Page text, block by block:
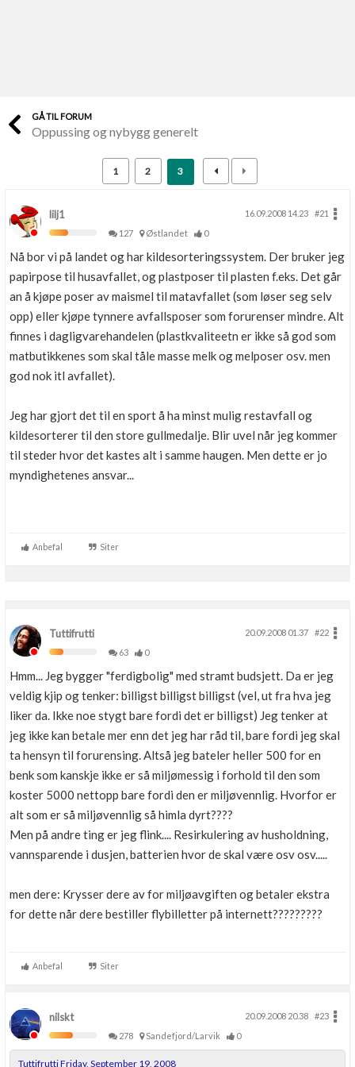
Finn håndverkere
Skaff dokumentasjon som mangler
Kundeservice
Få svar på det du lurer på
Kom i gang med Boligmappa
Se din bolig? Klikk her
Boligmappa+
GÅ TIL FORUM
Oppussing og nybygg generelt
1 2 3
lilj1 16.09.2008 14.23
#21
127
Østlandet 0
Nå bor vi på landet og har kildesorteringssystem. Der bruker jeg
papirpose til husavfallet, og plastposer til plasten f.eks. Det går
an å kjøpe poser av maismel til matavfallet (som løser seg selv
opp) eller kjøpe tynnere avfallsposer som forurenser mindre. Alt
finnes i dagligvarehandelen (plastkvaliteetn er ikke så god som
matbutikkenes som skal tåle masse melk og melposer osv. men
god nok itl avfallet).
Jeg har gjort det til en sport å ha minst mulig restavfall og
kildesorterer til den store gullmedalje. Blir uvel når jeg kommer
til steder hvor det kastes alt i samme haugen. Men dette er jo
myndighetenes ansvar...
Anbefal Siter
Tuttifrutti 20.09.2008 01.37
#22
63
0
Hmm... Jeg bygger "ferdigbolig" med stramt budsjett. Da er jeg
veldig kjip og tenker: billigst billigst billigst (vel, ut fra hva jeg
liker da. Ikke noe stygt bare fordi det er billigst) Jeg tenker at
jeg ikke kan betale mer enn det jeg har råd til, bare fordi jeg skal
ta hensyn til forurensing. Altså jeg bateler heller 500 for en
benk som kanskje ikke er så miljømessig i forhold til den som
koster 5000 nettopp bare fordi den er miljøvennlig. Hvorfor er
alt som er så miljøvennlig så himla dyrt????
Men på andre ting er jeg flink.... Resirkulering av husholdning,
vannsparende i dusjen, batterien hvor de skal være osv osv.....
men dere: Krysser dere av for miljøavgiften og betaler ekstra
for dette når dere bestiller flybilletter på internett?????????
Anbefal Siter
nilskt 20.09.2008 20.38
#23
278
Sandefjord/Larvik 0
Tuttifrutti Friday, September 19, 2008